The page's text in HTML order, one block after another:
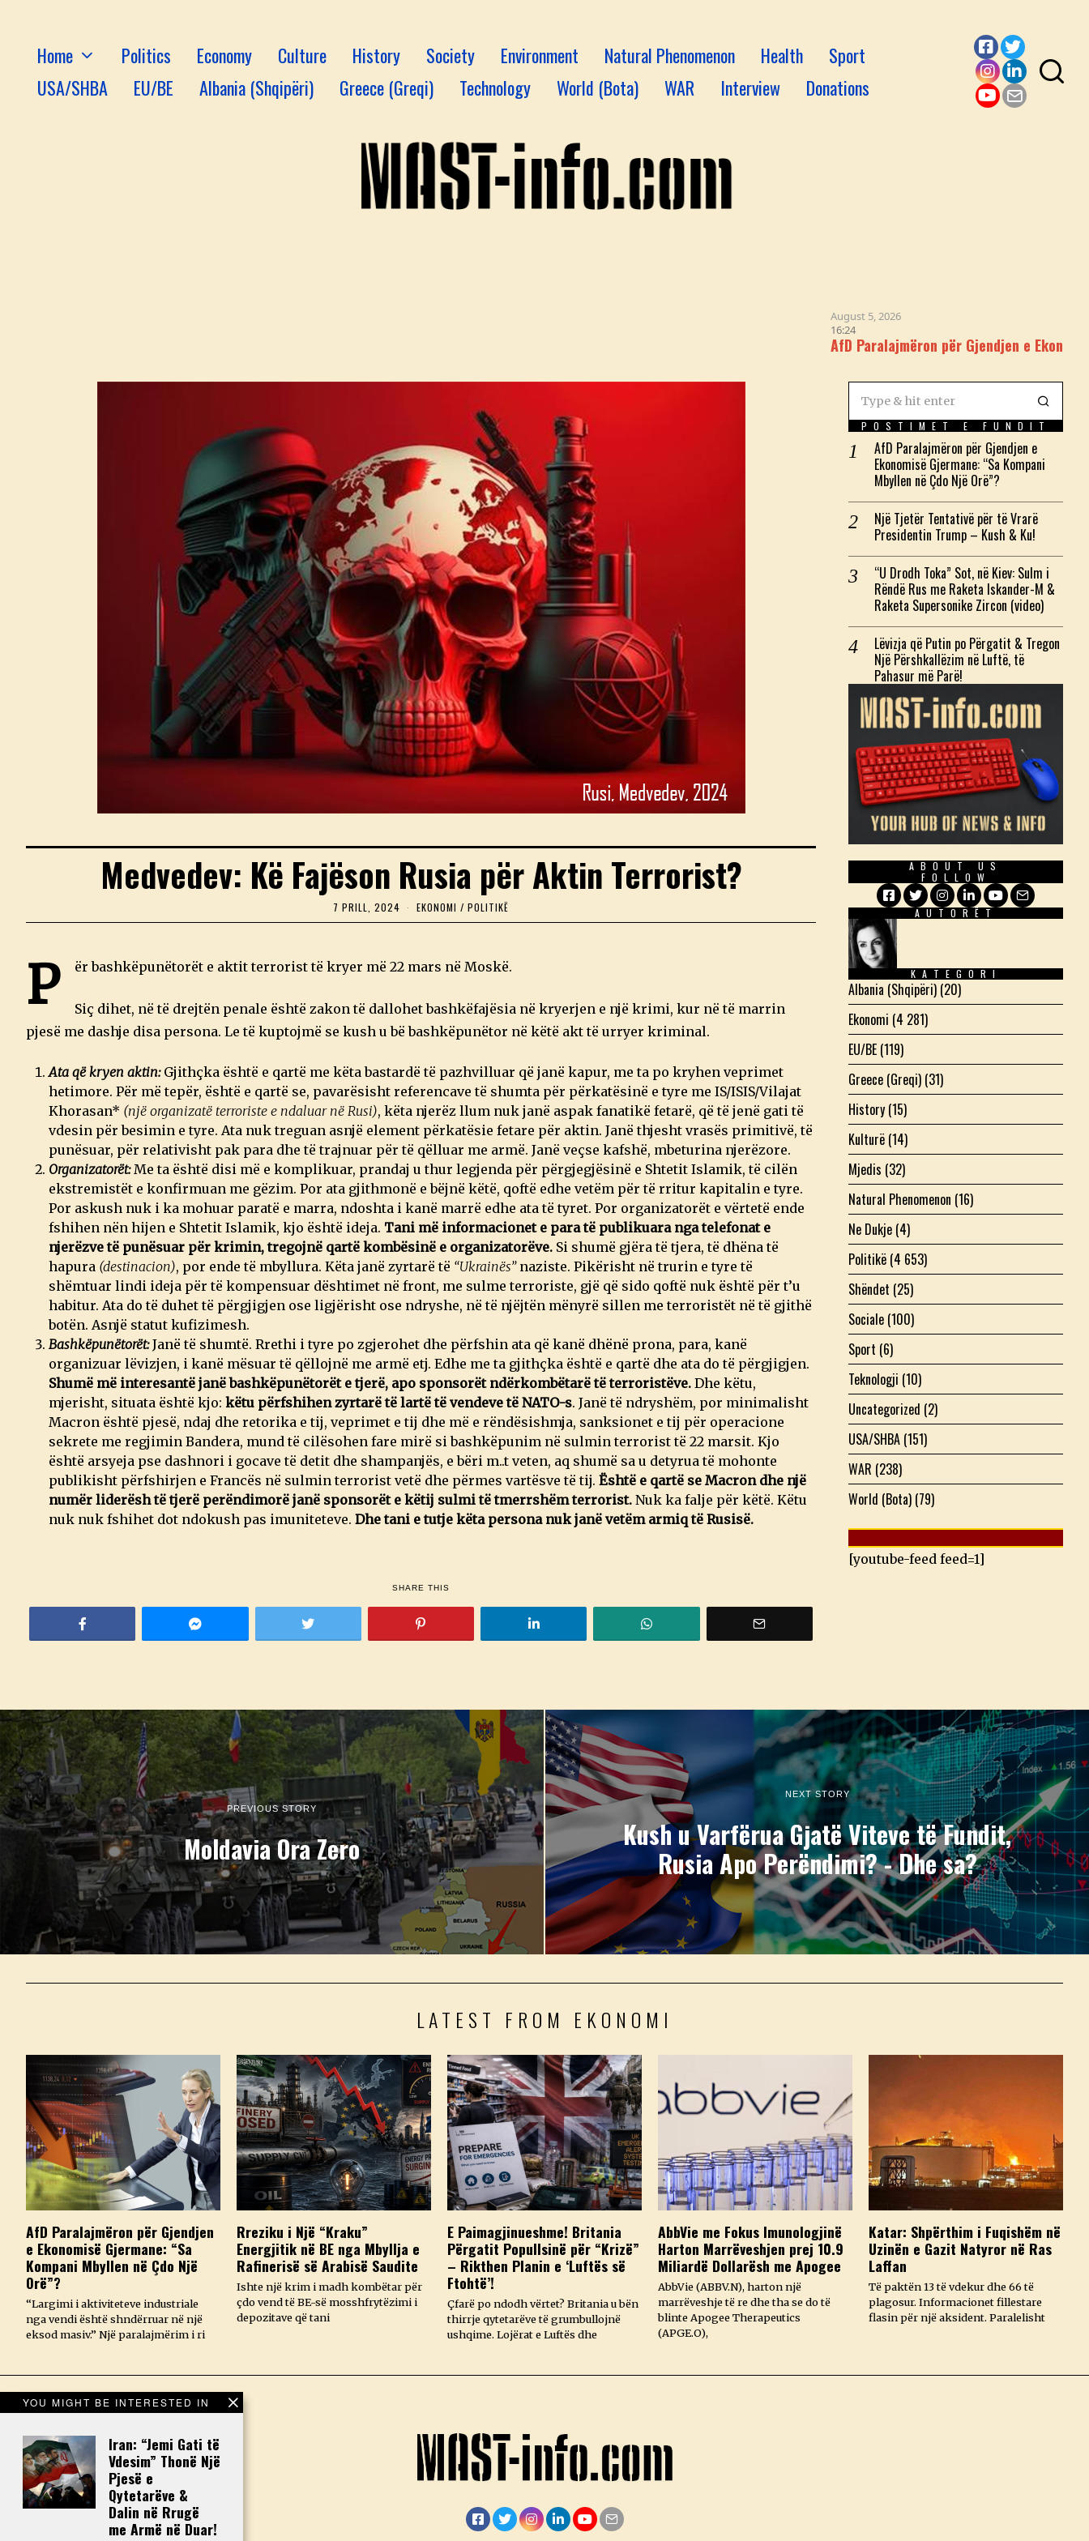
Home Politics Economy Culture History Society Environment Natural Phenomenon Health
Sport
USA/SHBA
EU/BE Albania (Shqipëri) Greece (Greqi) Technology World (Bota) WAR Interview Donations
Facebook
Twitter
Instagram
LinkedIn
August 5, 2026
AfD Paralajmëron për Gjendjen e Ekonomisë
Medvedev: Kë Fajëson Rusia për Aktin Terrorist?
7 PRILL, 2024
P
L
L
0
2
4
EKONOMI / POLITIKË
P ër bashkëpunëtorët e aktit terrorist të kryer më 22 mars në Moskë.
Siç dihet, në të drejtën penale është zakon të dallohet bashkëfajësia në kryerjen e një krimi, kur në të marrin
pjesë me dashje disa persona. Le të kuptojmë se kush u bë bashkëpunëtor në këtë akt të urryer kriminal.
Ata që kryen aktin:Gjithçka është e qartë me këta bastardë të pazhvilluar që janë kapur, me ta po kryhen veprimet
hetimore. Për më tepër, është e qartë se, pavarësisht referencave të shumta për përkatësinë e tyre me IS/ISIS/Vilajat
Khorasan* (një organizatë terroriste e ndaluar në Rusi), këta njerëz llum nuk janë aspak fanatikë fetarë, që të jenë gati të
vdesin për besimin e tyre. Ata nuk treguan asnjë element përkatësie fetare për aktin. Janë thjesht vrasës primitivë, të
punësuar, për relativisht pak para dhe të trajnuar për të qëlluar me armë. Janë veçse kafshë, mbeturina njerëzore.
Organizatorët:Me ta është disi më e komplikuar, prandaj u thur legjenda për përgjegjësinë e Shtetit Islamik, të cilën
ekstremistët e konfirmuan me gëzim. Por ata gjithmonë e bëjnë këtë, qoftë edhe vetëm për të rritur kapitalin e tyre.
Por askush nuk i ka mohuar paratë e marra, ndoshta i kanë marrë edhe ata të tyret. Por organizatorët e vërtetë ende
fshihen nën hijen e Shtetit Islamik, kjo është ideja. Tani më informacionet e para të publikuara nga telefonat e
njerëzve të punësuar për krimin, tregojnë qartë kombësinë e organizatorëve. Si shumë gjëra të tjera, të dhëna të
hapura (destinacion), por ende të mbyllura. Këta janë zyrtarë të “Ukrainës” naziste. Pikërisht në trurin e tyre të
shëmtuar lindi ideja për të kompensuar dështimet në front, me sulme terroriste, gjë që sido qoftë nuk është për t’u
habitur. Ata do të duhet të përgjigjen ose ligjërisht ose ndryshe, në të njëjtën mënyrë sillen me terroristët në të gjithë
botën. Asnjë statut kufizimesh.
Bashkëpunëtorët:Janë të shumtë. Rrethi i tyre po zgjerohet dhe përfshin ata që kanë dhënë prona, para, kanë
organizuar lëvizjen, i kanë mësuar të qëllojnë me armë etj. Edhe me ta gjithçka është e qartë dhe ata do të përgjigjen.
Shumë më interesantë janë bashkëpunëtorët e tjerë, apo sponsorët ndërkombëtarë të terroristëve. Dhe këtu,
mjerisht, situata është kjo: këtu përfshihen zyrtarë të lartë të vendeve të NATO-s. Janë të ndryshëm, por minimalisht
Macron është pjesë, ndaj dhe retorika e tij, veprimet e tij dhe më e rëndësishmja, sanksionet e tij për operacione
sekrete me regjimin Bandera, mund të cilësohen fare mirë si bashkëpunim në sulmin terrorist të 22 marsit. Kjo
është arsyeja pse dashnori i gocave të detit dhe shampanjës, e bëri m..t veten, aq shumë sa u detyrua të mohonte
publikisht përfshirjen e Francës në sulmin terrorist vetë dhe përmes vartësve të tij. Është e qartë se Macron dhe një
numër liderësh të tjerë perëndimorë janë sponsorët e këtij sulmi të tmerrshëm terrorist. Nuk ka falje për këtë. Këtu
nuk nuk fshihet dot ndokush pas imuniteteve. Dhe tani e tutje këta persona nuk janë vetëm armiq të Rusisë.
SHARE THIS
POSTIMET E FUNDIT
AfD Paralajmëron për Gjendjen e
Ekonomisë Gjermane: “Sa Kompani
Mbyllen në Çdo Një Orë”?
Një Tjetër Tentativë për të Vrarë
Presidentin Trump – Kush & Ku!
“U Drodh Toka” Sot, në Kiev: Sulm i
Rëndë Rus me Raketa Iskander-M &
Raketa Supersonike Zircon (video)
Lëvizja që Putin po Përgatit & Tregon
Një Përshkallëzim në Luftë, të
Pahasur më Parë!
ABOUT US
FOLLOW
Facebook
TwitterInstagram
LinkedIn
YouTube
Email
AUTORËT
KATEGORI
Albania (Shqipëri) (20)
Ekonomi (4 281)
EU/BE (119)
Greece (Greqi) (31)
History (15)
Kulturë (14)
Mjedis (32)
Natural Phenomenon (16)
Ne Dukje (4)
Politikë (4 653)
Shëndet (25)
Sociale (100)
Sport (6)
Teknologji (10)
Uncategorized (2)
USA/SHBA (151)
WAR (238)
World (Bota) (79)
[youtube-feed feed=1]
PREVIOUS STORY
Moldavia Ora Zero
NEXT STORY
Kush u Varfërua Gjatë Viteve të Fundit,
Rusia Apo Perëndimi? - Dhe sa?
LATEST FROM EKONOMI
AfD Paralajmëron për Gjendjen
e Ekonomisë Gjermane: “Sa
Kompani Mbyllen në Çdo Një
Orë”?
“Largimi i aktiviteteve industriale
nga vendi është shndërruar në një
eksod masiv.” Një paralajmërim i ri
Rreziku i Një “Kraku”
Energjitik në BE nga Mbyllja e
Rafinerisë së Arabisë Saudite
Ishte një krim i madh kombëtar për
çdo vend të BE-së mosshfrytëzimi i
depozitave që tani
E Paimagjinueshme! Britania
Përgatit Popullsinë për “Krizë”
– Rikthen Planin e ‘Luftës së
Ftohtë’!
Çfarë po ndodh vërtet? Britania u bën
thirrje qytetarëve të grumbullojnë
ushqime. Lojërat e Luftës dhe
AbbVie me Fokus Imunologjinë
Harton Marrëveshjen prej 10.9
Miliardë Dollarësh me Apogee
AbbVie (ABBV.N), harton një
marrëveshje të re dhe tha se do të
blinte Apogee Therapeutics
(APGE.O),
Katar: Shpërthim i Fuqishëm në
Uzinën e Gazit Natyror në Ras
Laffan
Të paktën 13 të vdekur dhe 66 të
plagosur. Informacionet fillestare
flasin për një aksident. Paralelisht
YOU MIGHT BE INTERESTED IN
Iran: “Jemi Gati të
Vdesim” Thonë Një
Pjesë e
Qytetarëve &
Dalin në Rrugë
me Armë në Duar!